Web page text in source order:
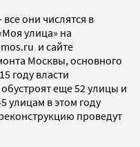
они числятся в
улица» на
и сайте
Москвы, основного
году власти
еще 52 улицы и
улицам в этом году
проведут